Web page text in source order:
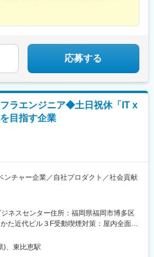
」、高齢者事業では「訪問介護事業」を
関しては、適性や条件等に応じて、配属
の適性や能力を活かせる適切な部署でご
い。☆引越し手当支給・借り上げ社宅提供
応募する
フラエンジニア◆土日祝休「IT x
目指す企業
ンチャー企業／自社プロダクト／社会貢献
がい者支援施設の全国展開に向けて、イン
マネジメントに精通したエンジニアを募
い領域で、社会貢献を進めており、大変や
ネスセンター住所：福岡県福岡市博多区
た近代ビル３F受動喫煙対策：屋内全面禁
める事業所（リモートワーク含む）
)、東比恵駅